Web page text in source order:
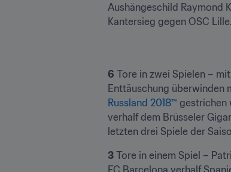
Aushängeschild Raymond
Kantersieg gegen OSC Lille.
6 Tore in zwei Spielen –
Enttäuschung überwinden
Russland 2018™ gestrichen
verhalf dem Brüsseler
letzten drei Spiele der
3 Tore in einem Spiel –
FC Barcelona verhalf